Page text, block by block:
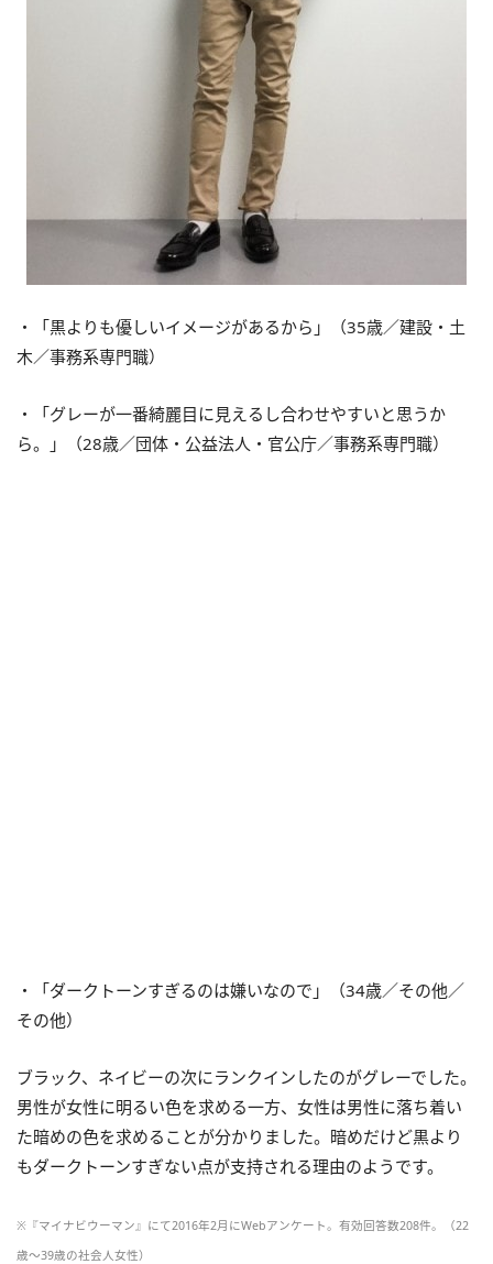
・「黒よりも優しいイメージがあるから」（35歳／建設・土
木／事務系専門職）
・「グレーが一番綺麗目に見えるし合わせやすいと思うか
ら。」（28歳／団体・公益法人・官公庁／事務系専門職）
・「ダークトーンすぎるのは嫌いなので」（34歳／その他／
その他）
ブラック、ネイビーの次にランクインしたのがグレーでした。
男性が女性に明るい色を求める一方、女性は男性に落ち着い
た暗めの色を求めることが分かりました。暗めだけど黒より
もダークトーンすぎない点が支持される理由のようです。
※『マイナビウーマン』にて2016年2月にWebアンケート。有効回答数208件。（22
歳～39歳の社会人女性）